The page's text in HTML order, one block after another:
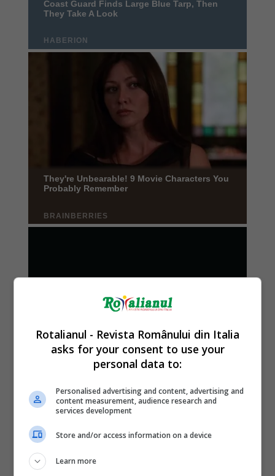
Rotalianul - Revista Românului din Italia
asks for your consent to use your
personal data to:
Personalised advertising and content, advertising and
content measurement, audience research and
services development
Store and/or access information on a device
Learn more